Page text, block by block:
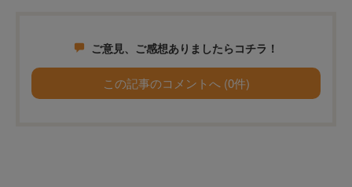
ご意見、ご感想ありましたらコチラ！
この記事のコメントへ (0件)